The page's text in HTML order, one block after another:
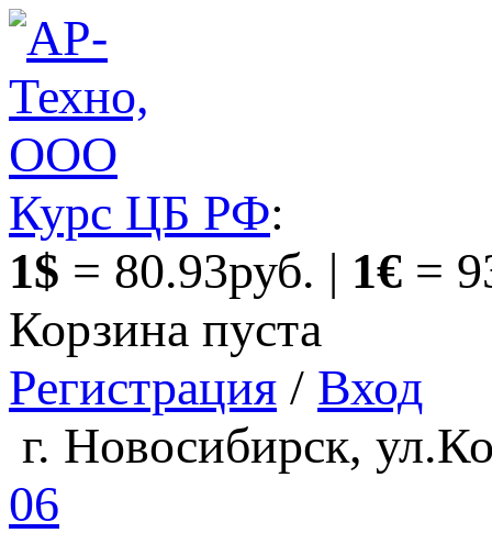
Курс ЦБ РФ:
1$ = 80.93руб. | 1€ =
Корзина пуста
Регистрация / Вход
г. Новосибирск,
06